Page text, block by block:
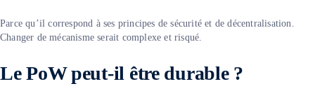
Parce qu’il correspond à ses principes de sécurité et de décentralisation.
Changer de mécanisme serait complexe et risqué.
Le PoW peut-il être durable ?